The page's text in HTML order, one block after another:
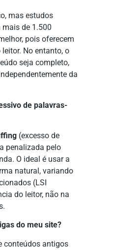
mas estudos
de 1.500
pois oferecem
No entanto, o
seja completo,
da
de palavras-
(excesso de
penalizada pelo
O ideal é usar a
natural, variando
(LSI
do leitor, não na
do meu site?
conteúdos antigos